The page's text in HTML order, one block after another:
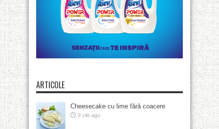
ARTICOLE
Cheesecake cu lime fără coacere
9 zile ago